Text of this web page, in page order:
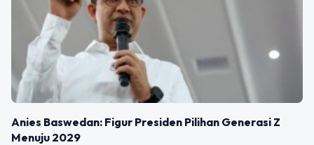
Anies Baswedan: Figur Presiden Pilihan Generasi Z
Menuju 2029